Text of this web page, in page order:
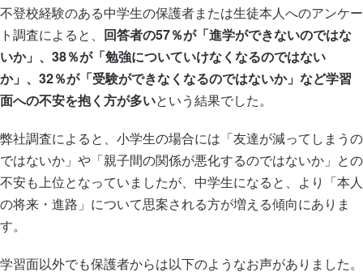
不登校経験のある中学生の保護者または生徒本人へのアンケー
ト調査によると、 回答者の57％が「進学ができないのではな
いか」、38％が「勉強についていけなくなるのではない
か」、32％が「受験ができなくなるのではないか」など学習
面への不安を抱く方が多いという結果でした。
弊社調査によると、小学生の場合には「友達が減ってしまうの
ではないか」や「親子間の関係が悪化するのではないか」との
不安も上位となっていましたが、中学生になると、より「本人
の将来・進路」について思案される方が増える傾向にありま
す。
学習面以外でも保護者からは以下のようなお声がありました。